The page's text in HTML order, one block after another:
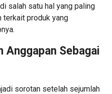
salah satu hal yang paling
terkait produk yang
Anggapan Sebagai
sorotan setelah sejumlah